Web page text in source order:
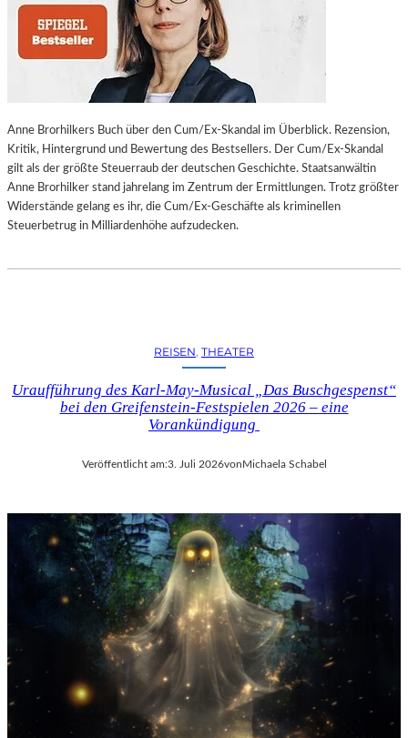
Anne Brorhilkers Buch über den Cum/Ex-Skandal im Überblick. Rezension,
Kritik, Hintergrund und Bewertung des Bestsellers. Der Cum/Ex-Skandal
gilt als der größte Steuerraub der deutschen Geschichte. Staatsanwältin
Anne Brorhilker stand jahrelang im Zentrum der Ermittlungen. Trotz größter
Widerstände gelang es ihr, die Cum/Ex-Geschäfte als kriminellen
Steuerbetrug in Milliardenhöhe aufzudecken.
REISEN, THEATER
Uraufführung des Karl-May-Musical „Das Buschgespenst“
bei den Greifenstein-Festspielen 2026 – eine
Vorankündigung
Veröffentlicht am:3. Juli 2026vonMichaela Schabel